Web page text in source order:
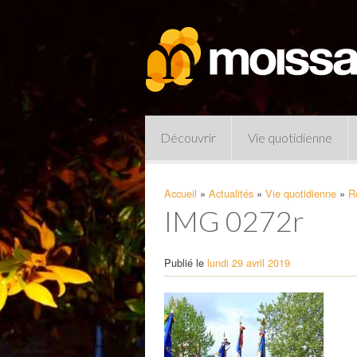
Découvrir Vie quotidienne
Pharmacies de garde
Accueil » Actualités » Vie quotidienne »
IMG 0272r
Publié le lundi 29 avril 2019